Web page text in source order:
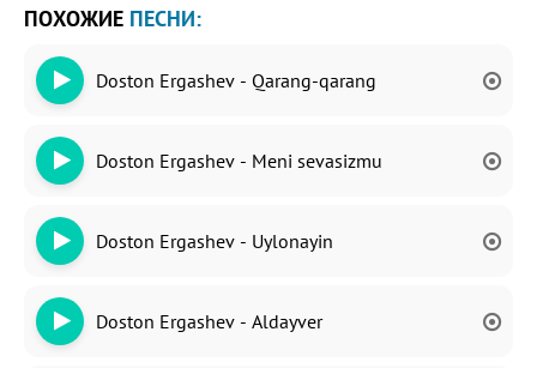
ПОХОЖИЕ ПЕСНИ:
Doston Ergashev - Qarang-qarang
Doston Ergashev - Meni sevasizmu
Doston Ergashev - Uylonayin
Doston Ergashev - Aldayver